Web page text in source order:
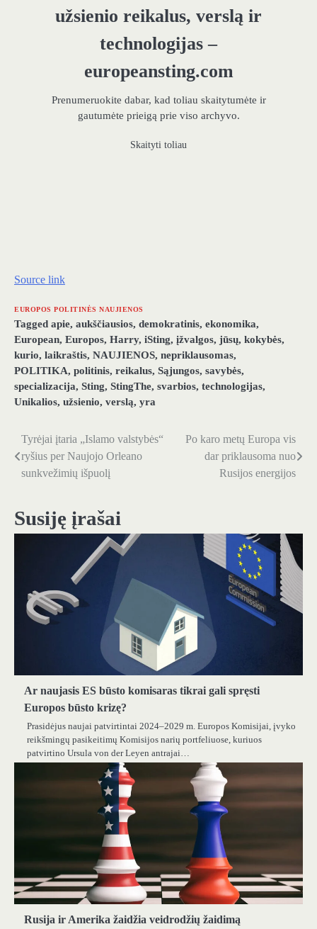
užsienio reikalus, verslą ir
technologijas –
europeansting.com
Prenumeruokite dabar, kad toliau skaitytumėte ir
gautumėte prieigą prie viso archyvo.
Skaityti toliau
Source link
EUROPOS POLITINĖS NAUJIENOS
Tagged apie, aukščiausios, demokratinis, ekonomika,
European, Europos, Harry, iSting, įžvalgos, jūsų, kokybės,
kurio, laikraštis, NAUJIENOS, nepriklausomas,
POLITIKA, politinis, reikalus, Sąjungos, savybės,
specializacija, Sting, StingThe, svarbios, technologijas,
Unikalios, užsienio, verslą, yra
Navigacija
tarp
Tyrėjai įtaria „Islamo valstybės“
ryšius per Naujojo Orleano
sunkvežimių išpuolį
Po karo metų Europa vis
dar priklausoma nuo
Rusijos energijos
Susiję įrašai
Ar naujasis ES būsto komisaras tikrai gali spręsti
Europos būsto krizę?
Prasidėjus naujai patvirtintai 2024–2029 m. Europos Komisijai, įvyko
reikšmingų pasikeitimų Komisijos narių portfeliuose, kuriuos
patvirtino Ursula von der Leyen antrajai…
Rusija ir Amerika žaidžia veidrodžių žaidimą